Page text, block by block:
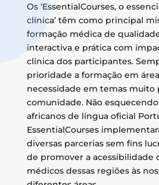
Os ‘EssentialCourses, o
clínica’ têm como principal
formação médica de
interactiva e prática com
clínica dos participantes.
prioridade a formação em
necessidade em temas muito
comunidade. Não esquecendo
africanos de língua oficial
EssentialCourses
diversas parcerias sem fins
de promover a acessibilidade
médicos dessas regiões às